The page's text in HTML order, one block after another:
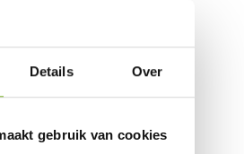
Details Over
gebruik van cookies